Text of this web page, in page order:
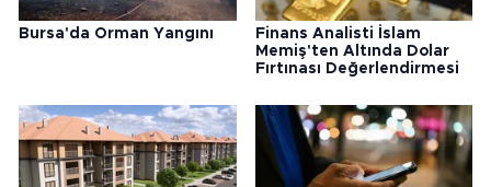
Bursa'da Orman Yangını
Finans Analisti İslam
Memiş'ten Altında Dolar
Fırtınası Değerlendirmesi